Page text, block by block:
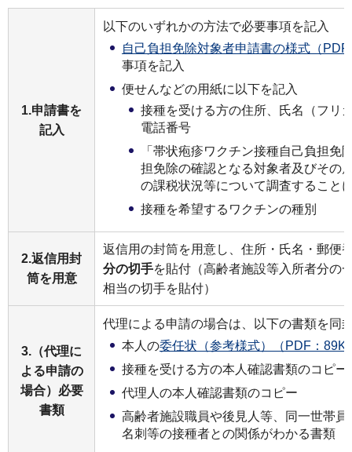
1.申請書を
記入
以下のいずれかの方法で必要事項を記入
自己負担免除対象者申請書の様式（
事項を記入
便せんなどの用紙に以下を記入
接種を受ける方の住所、氏名（フリ
電話番号
「帯状疱疹ワクチン接種自己負担免
担免除の確認となる対象者及びその
の課税状況等について調査すること
接種を希望するワクチンの種別
2.返信用封
筒を用意
返信用の封筒を用意し、住所・氏名・郵便
分の切手を貼付（高齢者施設等入所者分の
相当の切手を貼付）
3.（代理に
よる申請の
場合）必要
書類
代理による申請の場合は、以下の書類を同
本人の委任状（参考様式）（PDF：
接種を受ける方の本人確認書類のコピー
代理人の本人確認書類のコピー
高齢者施設職員や後見人等、同一世帯
名刺等の接種者との関係がわかる書類